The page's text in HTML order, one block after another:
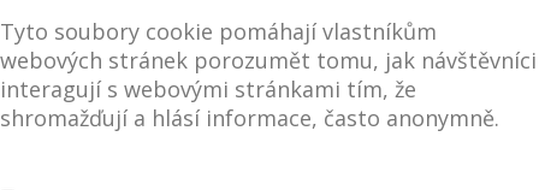
Tyto soubory cookie pomáhají vlastníkům
webových stránek porozumět tomu, jak návštěvníci
interagují s webovými stránkami tím, že
shromažďují a hlásí informace, často anonymně.